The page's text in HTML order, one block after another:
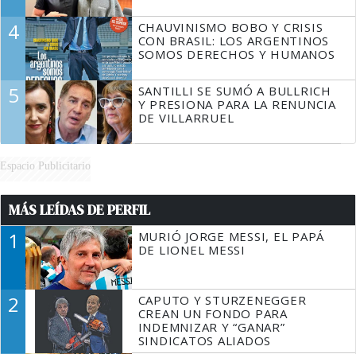
4
CHAUVINISMO BOBO Y CRISIS
CON BRASIL: LOS ARGENTINOS
SOMOS DERECHOS Y HUMANOS
5
SANTILLI SE SUMÓ A BULLRICH
Y PRESIONA PARA LA RENUNCIA
DE VILLARRUEL
Espacio Publicitario
MÁS LEÍDAS DE PERFIL
1
MURIÓ JORGE MESSI, EL PAPÁ
DE LIONEL MESSI
2
CAPUTO Y STURZENEGGER
CREAN UN FONDO PARA
INDEMNIZAR Y “GANAR”
SINDICATOS ALIADOS